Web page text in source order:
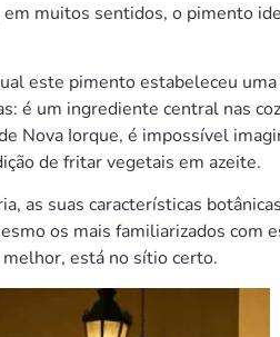
muitos sentidos, o pimento
este pimento estabeleceu
é um ingrediente central nas
Nova Iorque, é impossível
de fritar vegetais em azeite.
as suas características
os mais familiarizados com
está no sítio certo.